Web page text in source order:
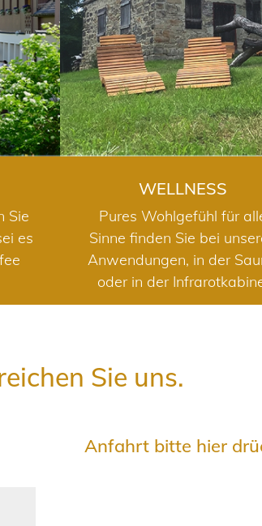
Sie
es
WELLNESS
Pures Wohlgefühl für
Sinne finden Sie bei
Anwendungen, in der
oder in der
Sie uns.
Anfahrt bitte hier